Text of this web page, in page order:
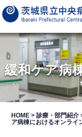
緩和ケア病
HOME >診療・部門紹介
ア病棟におけるオンライ